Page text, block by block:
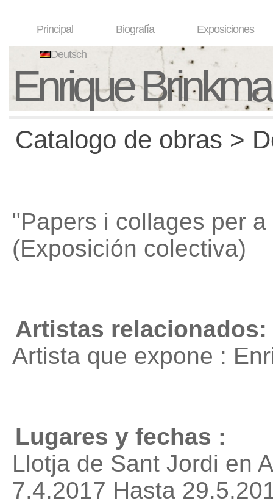
Principal Biografía Exposiciones
Deutsch
Enrique
Catalogo de obras >
"Papers i collages per
(Exposición colectiva)
Artistas relacionados:
Artista que expone :
Lugares y fechas :
Llotja de Sant Jordi en
7.4.2017 Hasta